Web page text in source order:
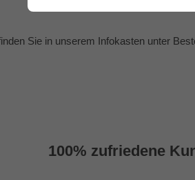
Sie in unserem Infokasten unter
100% zufriedene